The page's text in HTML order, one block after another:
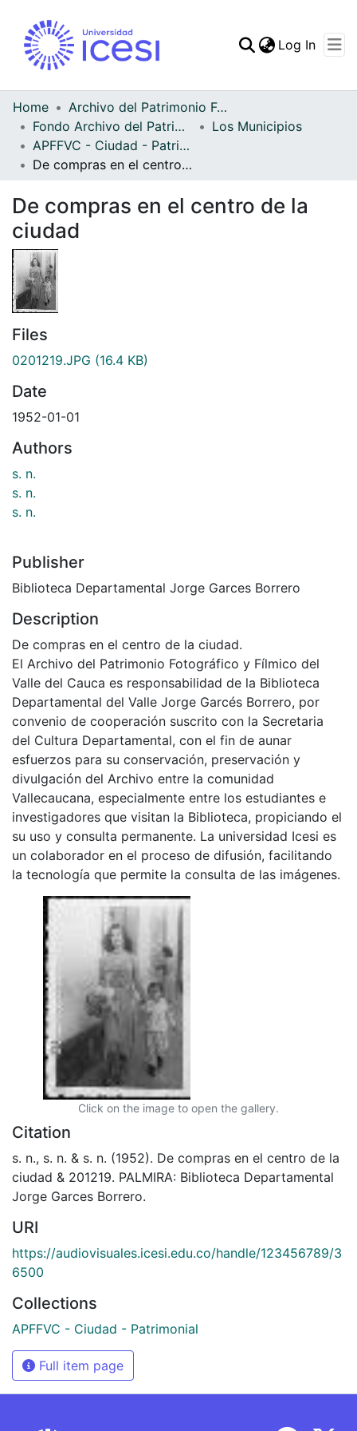
Statistics
Log In
Home
Archivo del Patrimonio Fotográfico y Fílmico del Valle del Cauca
Fondo Archivo del Patrimonio Fotográfico y Fílmico del Valle del Cauca
Los Municipios
APFFVC - Ciudad - Patrimonial
De compras en el centro de la ciudad
De compras en el centro de la
ciudad
Files
0201219.JPG (16.4 KB)
Date
1952-01-01
Authors
s. n.
s. n.
s. n.
Publisher
Biblioteca Departamental Jorge Garces Borrero
Description
De compras en el centro de la ciudad.
El Archivo del Patrimonio Fotográfico y Fílmico del
Valle del Cauca es responsabilidad de la Biblioteca
Departamental del Valle Jorge Garcés Borrero, por
convenio de cooperación suscrito con la Secretaria
del Cultura Departamental, con el fin de aunar
esfuerzos para su conservación, preservación y
divulgación del Archivo entre la comunidad
Vallecaucana, especialmente entre los estudiantes e
investigadores que visitan la Biblioteca, propiciando el
su uso y consulta permanente. La universidad Icesi es
un colaborador en el proceso de difusión, facilitando
la tecnología que permite la consulta de las imágenes.
Click on the image to open the gallery.
Citation
s. n., s. n. & s. n. (1952). De compras en el centro de la
ciudad & 201219. PALMIRA: Biblioteca Departamental
Jorge Garces Borrero.
URI
https://audiovisuales.icesi.edu.co/handle/123456789/3
6500
Collections
APFFVC - Ciudad - Patrimonial
Full item page